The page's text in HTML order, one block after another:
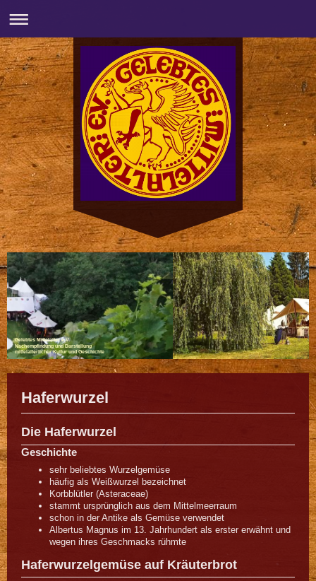
Gelebtes Mittelalter e.V.
Nachempfindung und Darstellung
mittelalterlicher Kultur und Geschichte
Haferwurzel
Die Haferwurzel
Geschichte
sehr beliebtes Wurzelgemüse
häufig als Weißwurzel bezeichnet
Korbblütler (Asteraceae)
stammt ursprünglich aus dem Mittelmeerraum
schon in der Antike als Gemüse verwendet
Albertus Magnus im 13. Jahrhundert als erster erwähnt und
wegen ihres Geschmacks rühmte
Haferwurzelgemüse auf Kräuterbrot